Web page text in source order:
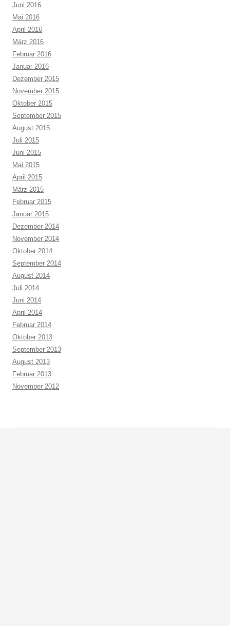
Juni 2016
Mai 2016
April 2016
März 2016
Februar 2016
Januar 2016
Dezember 2015
November 2015
Oktober 2015
September 2015
August 2015
Juli 2015
Juni 2015
Mai 2015
April 2015
März 2015
Februar 2015
Januar 2015
Dezember 2014
November 2014
Oktober 2014
September 2014
August 2014
Juli 2014
Juni 2014
April 2014
Februar 2014
Oktober 2013
September 2013
August 2013
Februar 2013
November 2012